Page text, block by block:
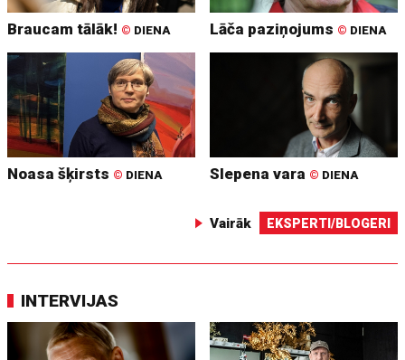
Braucam tālāk! © DIENA Lāča paziņojums © DIENA
Noasa šķirsts © DIENA Slepena vara © DIENA
Vairāk EKSPERTI/BLOGERI
INTERVIJAS